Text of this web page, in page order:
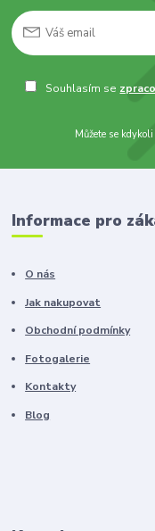
Souhlasím se
Můžete se
Informace pro
O nás
Jak nakupovat
Obchodní podmínky
Fotogalerie
Kontakty
Blog